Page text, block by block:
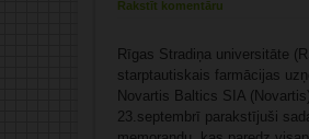
Rakstīt komentāru
Rīgas Stradiņa universitāte
starptautiskais farmācijas
Novartis Baltics SIA (Novartis)
23.septembrī parakstījuši